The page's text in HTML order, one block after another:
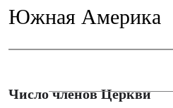
Южная Америка
Число членов Церкви